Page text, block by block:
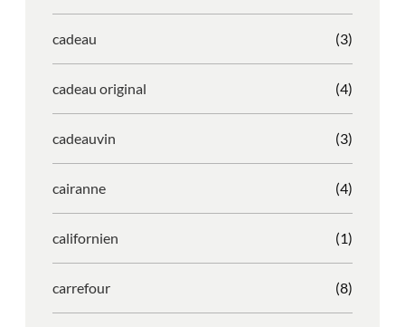
cadeau (3)
cadeau original (4)
cadeauvin (3)
cairanne (4)
californien (1)
carrefour (8)